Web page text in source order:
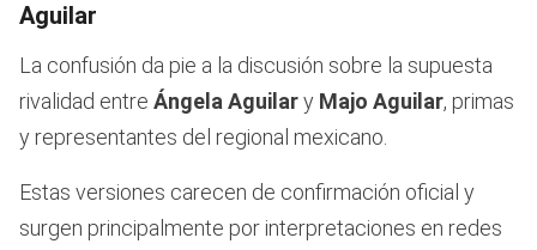
Aguilar
La confusión da pie a la discusión sobre la supuesta
rivalidad entre Ángela Aguilary Majo Aguilar, primas
y representantes del regional mexicano.
Estas versiones carecen de confirmación oficial y
surgen principalmente por interpretaciones en redes